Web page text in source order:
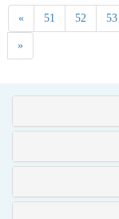
« 51 52 53
»